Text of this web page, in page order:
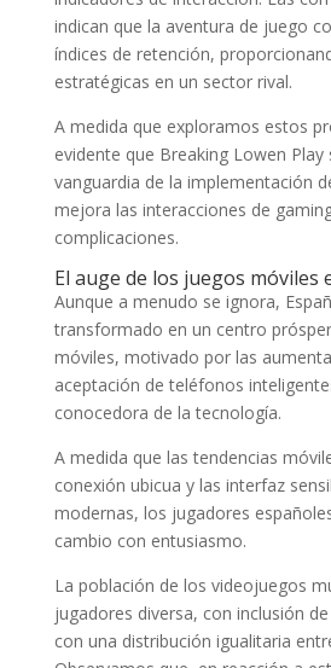
indican que la aventura de juego
índices de retención,
estratégicas en un sector rival.
A medida que exploramos estos
evidente que Breaking Lowen Play
vanguardia de la implementación
mejora las interacciones de
complicaciones.
El auge de los juegos móviles
Aunque a menudo se ignora,
transformado en un centro
móviles, motivado por las
aceptación de teléfonos
conocedora de la tecnología.
A medida que las tendencias
conexión ubicua y las interfaz
modernas, los jugadores
cambio con entusiasmo.
La población de los videojuegos
jugadores diversa, con inclusión
con una distribución igualitaria